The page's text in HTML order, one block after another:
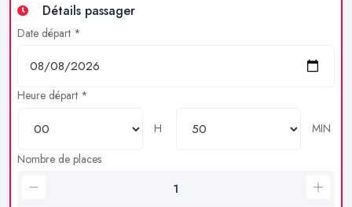
Détails passager
Date départ *
Heure départ *
H
MIN
Nombre de places